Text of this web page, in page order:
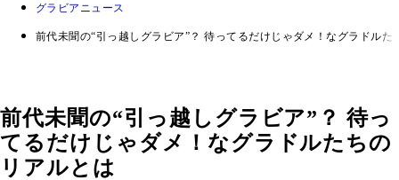
グラビアニュース
前代未聞の“引っ越しグラビア”？ 待ってるだけじゃダメ！なグラドルた
前代未聞の“引っ越しグラビア”？ 待っ
てるだけじゃダメ！なグラドルたちの
リアルとは